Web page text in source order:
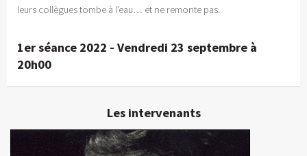
leurs collègues tombe à l’eau… et ne remonte pas.
1er séance 2022 - Vendredi 23 septembre à
20h00
Les intervenants
Guillaume Chevalier